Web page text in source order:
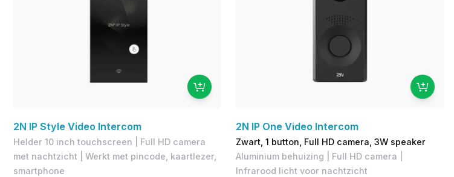
2N IP Style Video Intercom
Helder 10 inch touchscreen | Full HD camera
met nachtzicht | Werkt met pincode, kaartlezer,
smartphone
2N IP One Video Intercom
Zwart, 1 button, Full HD camera, 3W speaker
Aluminium behuizing | Full HD camera |
Infrarood licht voor nachtzicht